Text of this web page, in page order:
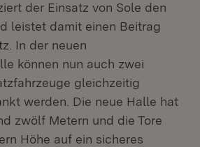
der Einsatz von Sole den
leistet damit einen Beitrag
In der neuen
können nun auch zwei
gleichzeitig
werden. Die neue Halle hat
zwölf Metern und die Tore
Höhe auf ein sicheres